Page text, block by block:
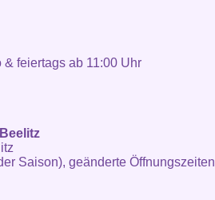
& feiertags ab 11:00 Uhr
Saison), geänderte Öffnungszeiten